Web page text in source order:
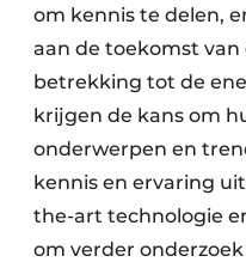
om kennis te delen,
aan de toekomst
betrekking tot de
krijgen de kans om
onderwerpen en
kennis en ervaring
the-art technologie
om verder